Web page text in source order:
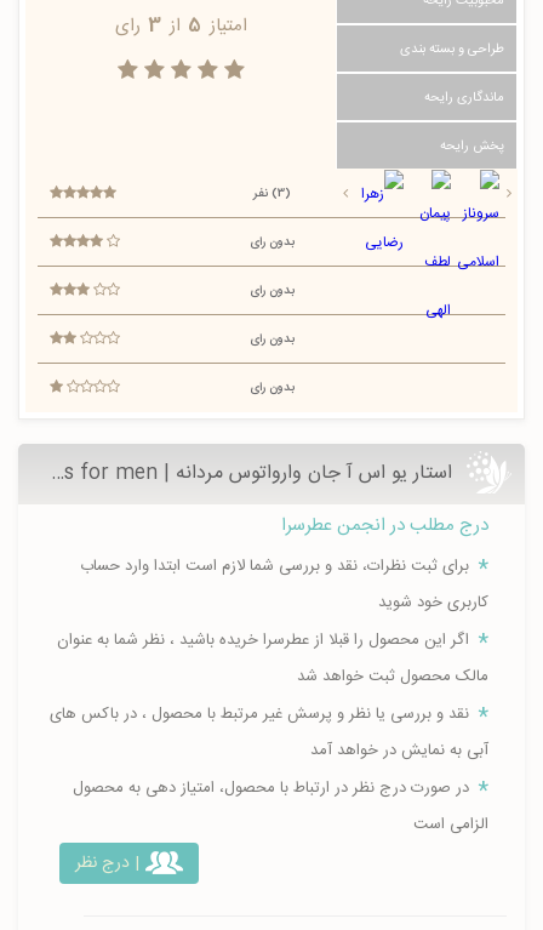
طراحی و بسته بندی
ماندگاری رایحه
پخش رایحه
امتیاز 5 از 3 رای
(3) نفر
بدون رای
بدون رای
بدون رای
بدون رای
استار یو اس آ جان وارواتوس مردانه | Star USA John Varvatos for men
درج مطلب در انجمن عطرسرا
برای ثبت نظرات، نقد و بررسی شما لازم است ابتدا وارد حساب
کاربری خود شوید
اگر این محصول را قبلا از عطرسرا خریده باشید ، نظر شما به عنوان
مالک محصول ثبت خواهد شد
نقد و بررسی یا نظر و پرسش غیر مرتبط با محصول ، در باکس های
آبی به نمایش در خواهد آمد
در صورت درج نظر در ارتباط با محصول، امتیاز دهی به محصول
الزامی است
| درج نظر